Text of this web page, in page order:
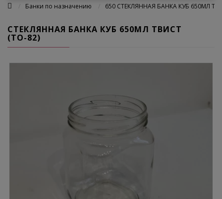
Банки по назначению 650 СТЕКЛЯННАЯ БАНКА КУБ 650МЛ
СТЕКЛЯННАЯ БАНКА КУБ 650МЛ ТВИСТ
(ТО-82)